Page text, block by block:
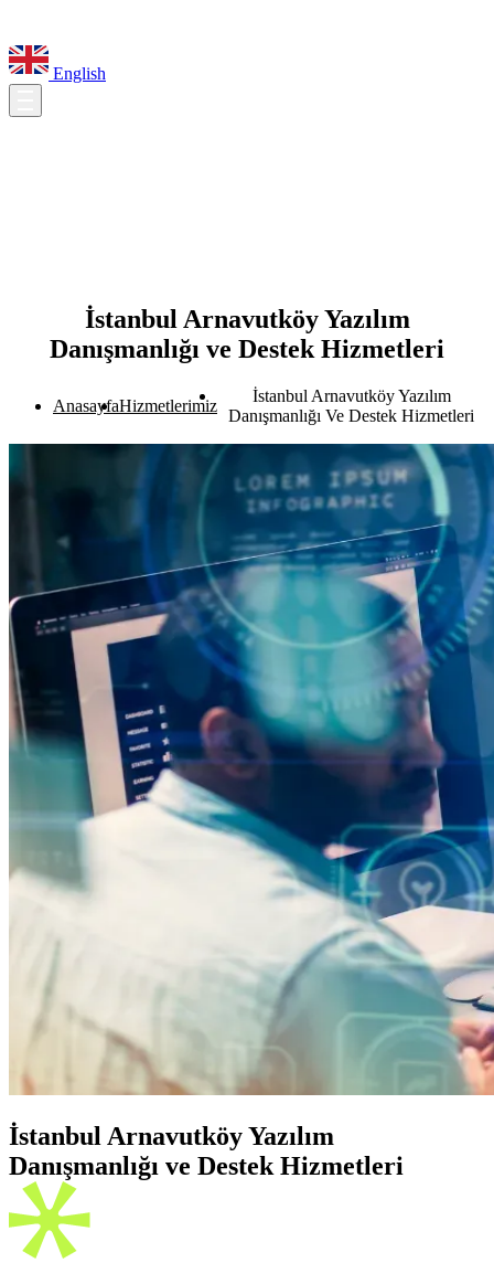
English
İstanbul Arnavutköy Yazılım
Danışmanlığı ve Destek Hizmetleri
AnasayfaHizmetlerimiz
İstanbul Arnavutköy Yazılım
Danışmanlığı Ve Destek Hizmetleri
İstanbul Arnavutköy Yazılım
Danışmanlığı ve Destek Hizmetleri